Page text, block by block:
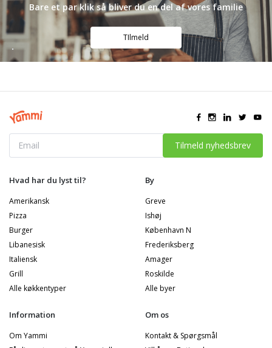
Bare et par klik så bliver du en del af vores familie
TIlmeld
Tilmeld nyhedsbrev
Hvad har du lyst til?
Amerikansk
Pizza
Burger
Libanesisk
Italiensk
Grill
Alle køkkentyper
By
Greve
Ishøj
København N
Frederiksberg
Amager
Roskilde
Alle byer
Information
Om Yammi
Om os
Kontakt & Spørgsmål